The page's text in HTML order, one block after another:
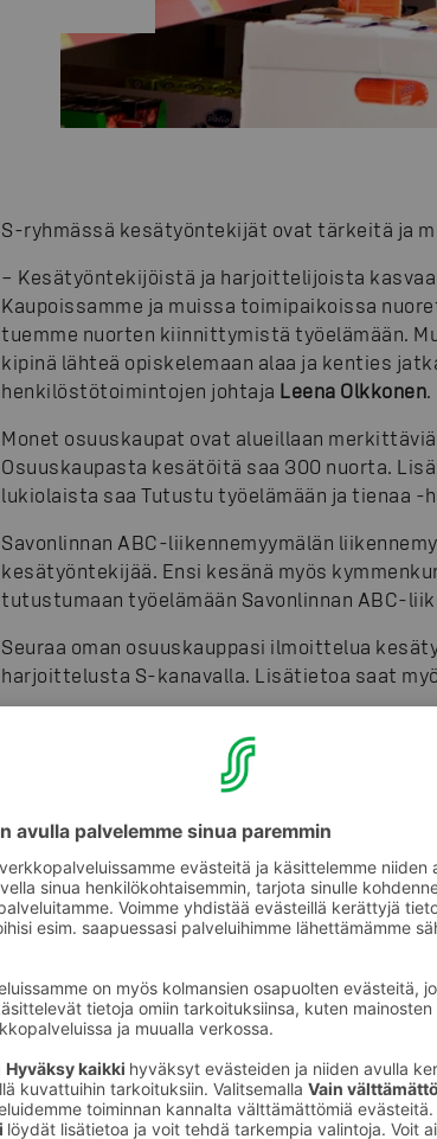
S-ryhmässä kesätyöntekijät ovat tärkeitä ja
– Kesätyöntekijöistä ja harjoittelijoista
Kaupoissamme ja muissa toimipaikoissa
tuemme nuorten kiinnittymistä työelämään.
kipinä lähteä opiskelemaan alaa ja kenties
henkilöstötoimintojen johtaja Leena Olkkonen.
Monet osuuskaupat ovat alueillaan
Osuuskaupasta kesätöitä saa 300 nuorta.
lukiolaista saa Tutustu työelämään ja tienaa
Savonlinnan ABC-liikennemyymälän
kesätyöntekijää. Ensi kesänä myös
tutustumaan työelämään Savonlinnan ABC-
Seuraa oman osuuskauppasi ilmoittelua
harjoittelusta S-kanavalla. Lisätietoa saat
Kuvassa: Merkonomiopiskelija Atte Nikula
muun muassa ABC:n
Tilaa S-ryhmän tiedotteet